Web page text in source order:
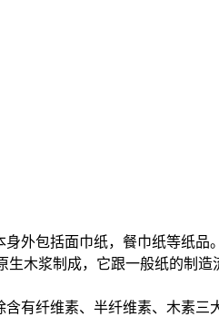
外包括面巾纸，餐巾纸等纸
生木浆制成，它跟一般纸的制
纤维素、半纤维素、木素三